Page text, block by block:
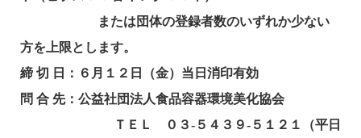
または団体の登録者数のいずれか少ない
方を上限とします。
締 切 日： ６月１２日（金）当日消印有効
問 合 先： 公益社団法人食品容器環境美化協会
ＴＥＬ ０３-５４３９-５１２１（平日